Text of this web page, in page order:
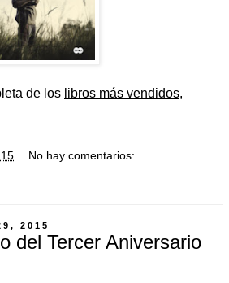
de los libros más vendidos,
No hay comentarios:
2015
del Tercer Aniversario